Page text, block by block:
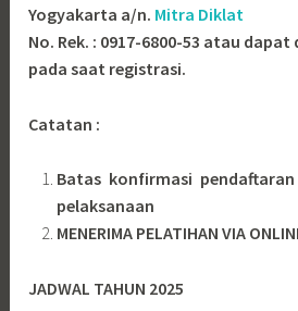
Yogyakarta a/n. Mitra Diklat
No. Rek. : 0917-6800-53 atau
pada saat registrasi.
Catatan :
Batas konfirmasi
pelaksanaan
MENERIMA PELATIHAN VIA
JADWAL TAHUN 2025